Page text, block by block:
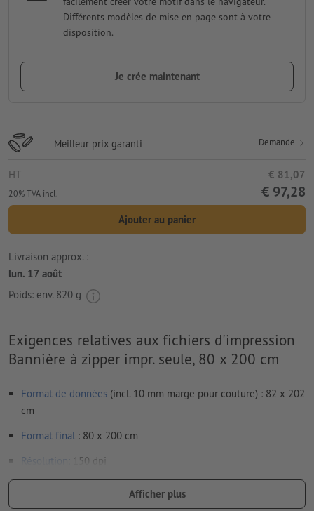
Différents modèles de mise en page sont à votre
disposition.
Je crée maintenant
Meilleur prix garanti Demande
HT € 81,07
20% TVA incl. € 97,28
Ajouter au panier
Livraison approx. :
lun. 17 août
Poids: env. 820 g
Exigences relatives aux fichiers d'impression
Bannière à zipper impr. seule, 80 x 200 cm
Format de données (incl. 10 mm marge pour couture) : 82 x 202
cm
Format final : 80 x 200 cm
Résolution:
150 dpi
importantes à une distance de min. 50 mm du format final
Afficher plus